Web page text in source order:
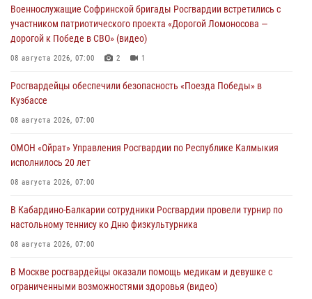
Военнослужащие Софринской бригады Росгвардии встретились с
участником патриотического проекта «Дорогой Ломоносова —
дорогой к Победе в СВО» (видео)
08 августа 2026, 07:00 2 1
Росгвардейцы обеспечили безопасность «Поезда Победы» в
Кузбассе
08 августа 2026, 07:00
ОМОН «Ойрат» Управления Росгвардии по Республике Калмыкия
исполнилось 20 лет
08 августа 2026, 07:00
В Кабардино-Балкарии сотрудники Росгвардии провели турнир по
настольному теннису ко Дню физкультурника
08 августа 2026, 07:00
В Москве росгвардейцы оказали помощь медикам и девушке с
ограниченными возможностями здоровья (видео)